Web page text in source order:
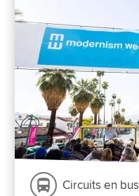
Circuits en bus